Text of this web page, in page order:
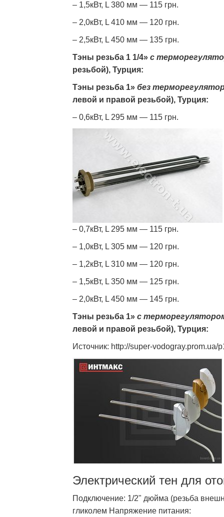
– 1,5кВт, L 380 мм — 115 грн.
– 2,0кВт, L 410 мм — 120 грн.
– 2,5кВт, L 450 мм — 135 грн.
Тэны резьба 1 1/4» с
резьбой), Турция:
Тэны резьба 1» без
левой и правой резьбой), Турция:
​– 0,6кВт, L 295 мм — 115 грн.
– 0,7кВт, L 295 мм — 115 грн.
– 1,0кВт, L 305 мм — 120 грн.
– 1,2кВт, L 310 мм — 120 грн.
– 1,5кВт, L 350 мм — 125 грн.
– 2,0кВт, L 450 мм — 145 грн.
Тэны резьба 1» с
левой и правой резьбой), Турция:
Источник: http://super-
Электрический тен для
Подключение: 1/2" дюйма (резьба
гликолем Напряжение питания: